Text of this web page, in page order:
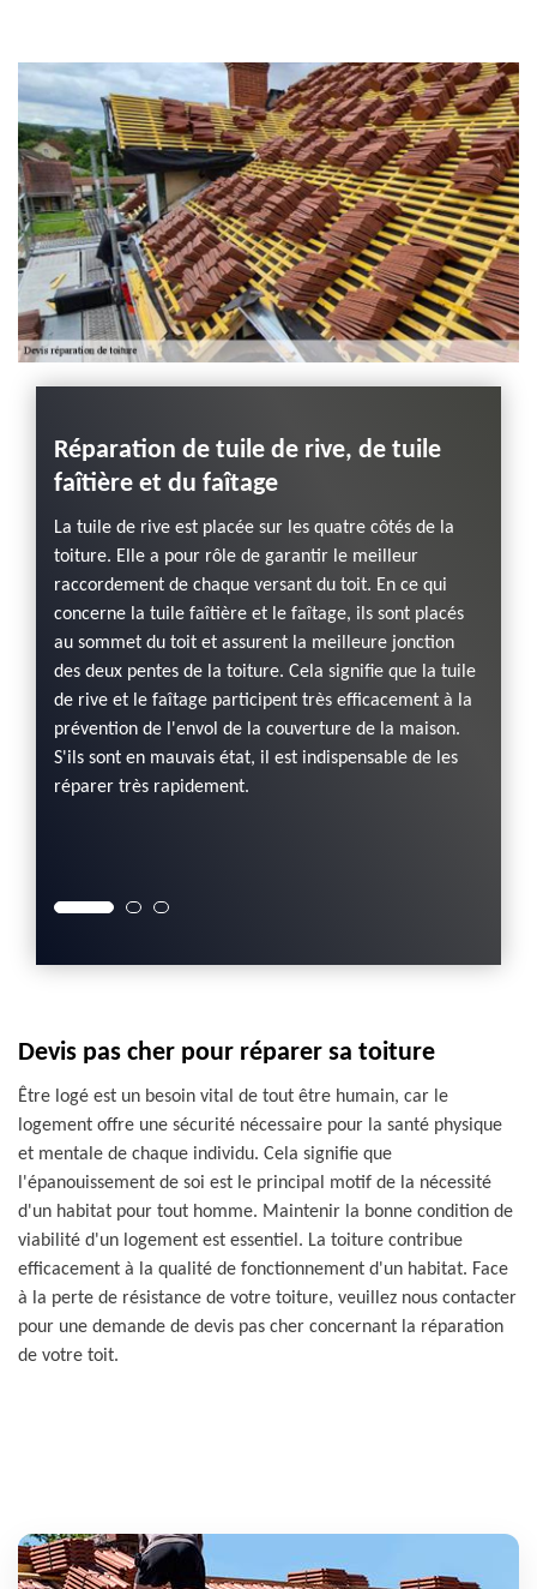
Haute-Loire
Réparation de tuile de rive, de tuile
faîtière et du faîtage
La tuile de rive est placée sur les quatre côtés de la
toiture. Elle a pour rôle de garantir le meilleur
raccordement de chaque versant du toit. En ce qui
concerne la tuile faîtière et le faîtage, ils sont placés
au sommet du toit et assurent la meilleure jonction
des deux pentes de la toiture. Cela signifie que la tuile
de rive et le faîtage participent très efficacement à la
prévention de l'envol de la couverture de la maison.
S'ils sont en mauvais état, il est indispensable de les
réparer très rapidement.
Devis pas cher pour réparer sa toiture
Être logé est un besoin vital de tout être humain, car le
logement offre une sécurité nécessaire pour la santé physique
et mentale de chaque individu. Cela signifie que
l'épanouissement de soi est le principal motif de la nécessité
d'un habitat pour tout homme. Maintenir la bonne condition de
viabilité d'un logement est essentiel. La toiture contribue
efficacement à la qualité de fonctionnement d'un habitat. Face
à la perte de résistance de votre toiture, veuillez nous contacter
pour une demande de devis pas cher concernant la réparation
de votre toit.